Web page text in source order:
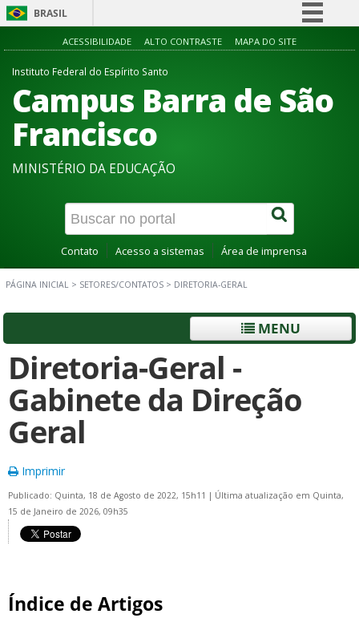
BRASIL
Simplifique!
Participe
Acesso à informação
ACESSIBILIDADE ALTO CONTRASTE MAPA DO SITE
Instituto Federal do Espírito Santo
Campus Barra de São
Francisco
MINISTÉRIO DA EDUCAÇÃO
Contato Acesso a sistemas Área de imprensa
PÁGINA INICIAL > SETORES/CONTATOS > DIRETORIA-GERAL
MENU
Diretoria-Geral -
Gabinete da Direção
Geral
Imprimir
Publicado: Quinta, 18 de Agosto de 2022, 15h11 | Última atualização em Quinta,
15 de Janeiro de 2026, 09h35
Índice de Artigos